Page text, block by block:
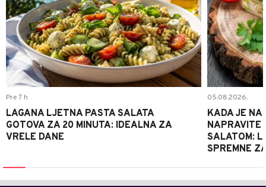
Pre 7 h
LAGANA LJETNA PASTA SALATA
GOTOVA ZA 20 MINUTA: IDEALNA ZA
VRELE DANE
05.08.2026.
KADA JE
NAPRAVITE
SALATOM:
SPREMNE